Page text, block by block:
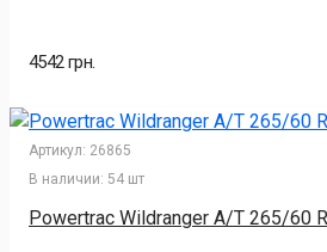
4542 грн.
Артикул: 26865
В наличии: 54 шт
Powertrac Wildranger A/T 265/60